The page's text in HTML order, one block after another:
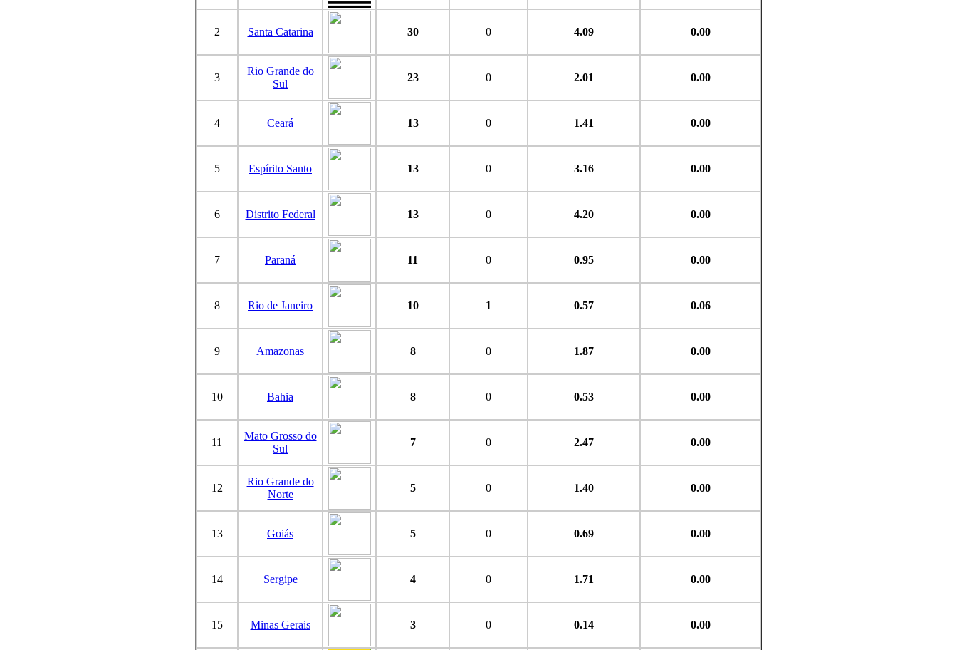
2 Santa Catarina 30 0 4.09 0.00
3
Rio Grande do
Sul
23 0 2.01 0.00
4 Ceará 13 0 1.41 0.00
5 Espírito Santo 13 0 3.16 0.00
6 Distrito Federal 13 0 4.20 0.00
7 Paraná 11 0 0.95 0.00
8 Rio de Janeiro 10 1 0.57 0.06
9 Amazonas 8 0 1.87 0.00
10 Bahia 8 0 0.53 0.00
11
Mato Grosso do
Sul
7 0 2.47 0.00
12
Rio Grande do
Norte
5 0 1.40 0.00
13 Goiás 5 0 0.69 0.00
14 Sergipe 4 0 1.71 0.00
15 Minas Gerais 3 0 0.14 0.00